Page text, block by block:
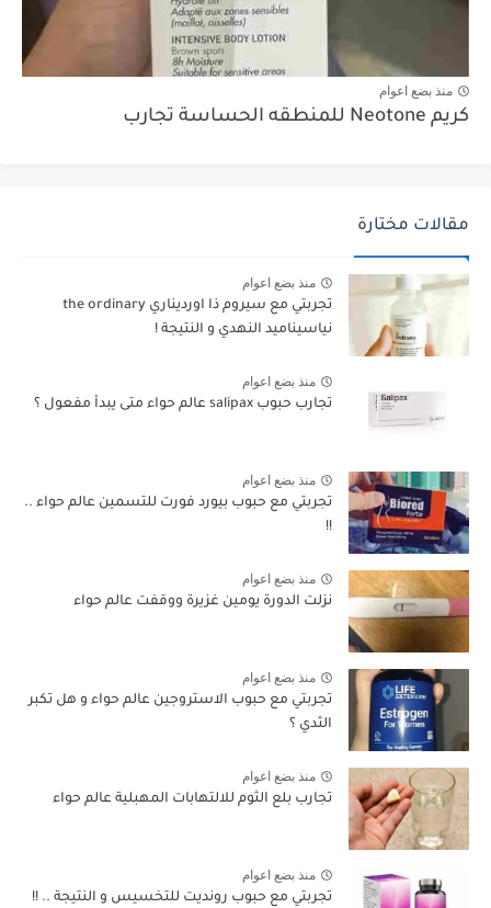
منذ بضع اعوام
كريم Neotone للمنطقه الحساسة تجارب
مقالات مختارة
منذ بضع اعوام
تجربتي مع سيروم ذا اورديناري the ordinary
نياسيناميد النهدي و النتيجة !
منذ بضع اعوام
تجارب حبوب salipax عالم حواء متى يبدأ مفعول ؟
منذ بضع اعوام
تجربتي مع حبوب بيورد فورت للتسمين عالم حواء ..
!!
منذ بضع اعوام
نزلت الدورة يومين غزيرة ووقفت عالم حواء
منذ بضع اعوام
تجربتي مع حبوب الاستروجين عالم حواء و هل تكبر
الثدي ؟
منذ بضع اعوام
تجارب بلع الثوم للالتهابات المهبلية عالم حواء
منذ بضع اعوام
تجربتي مع حبوب رونديت للتخسيس و النتيجة .. !!